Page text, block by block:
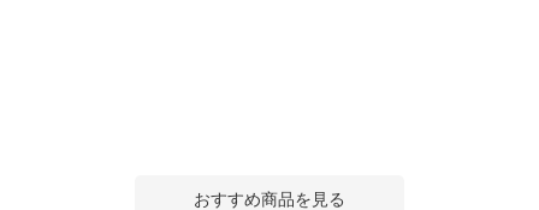
おすすめ商品を見る